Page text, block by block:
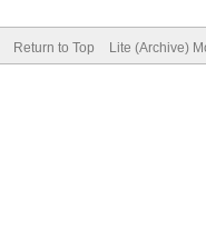
Return to Top Lite (Archive)